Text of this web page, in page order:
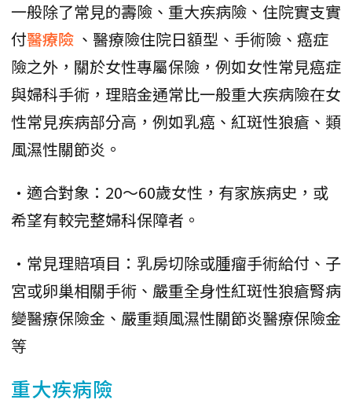
一般除了常見的壽險、重大疾病險、住院實支實
付醫療險 、醫療險住院日額型、手術險、癌症
險之外，關於女性專屬保險，例如女性常見癌症
與婦科手術，理賠金通常比一般重大疾病險在女
性常見疾病部分高，例如乳癌、紅斑性狼瘡、類
風濕性關節炎。
•適合對象：20～60歲女性，有家族病史，或
希望有較完整婦科保障者。
•常見理賠項目：乳房切除或腫瘤手術給付、子
宮或卵巢相關手術、嚴重全身性紅斑性狼瘡腎病
變醫療保險金、嚴重類風濕性關節炎醫療保險金
等
重大疾病險